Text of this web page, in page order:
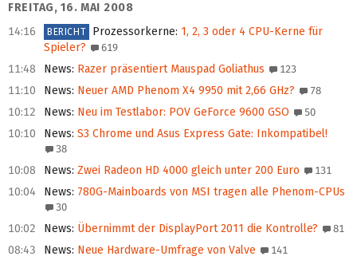
FREITAG, 16. MAI 2008
14:16
BERICHT Prozessorkerne: 1, 2, 3 oder 4 CPU-Kerne für
Spieler?
619
11:48 News: Razer präsentiert Mauspad Goliathus 123
11:10 News: Neuer AMD Phenom X4 9950 mit 2,66 GHz? 78
10:12 News: Neu im Testlabor: POV GeForce 9600 GSO 50
10:10 News: S3 Chrome und Asus Express Gate: Inkompatibel!
38
10:08 News: Zwei Radeon HD 4000 gleich unter 200 Euro 131
10:04 News: 780G-Mainboards von MSI tragen alle Phenom-CPUs
30
10:02 News: Übernimmt der DisplayPort 2011 die Kontrolle? 81
08:43 News: Neue Hardware-Umfrage von Valve 141